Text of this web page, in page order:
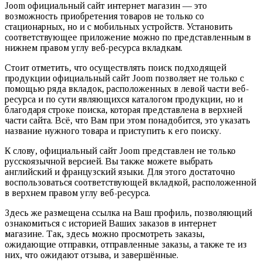
Joom официальный сайт интернет магазин — это
возможность приобретения товаров не только со
стационарных, но и с мобильных устройств. Установить
соответствующее приложение можно по представленным в
нижнем правом углу веб-ресурса вкладкам.
Стоит отметить, что осуществлять поиск подходящей
продукции официальный сайт Joom позволяет не только с
помощью ряда вкладок, расположенных в левой части веб-
ресурса и по сути являющихся каталогом продукции, но и
благодаря строке поиска, которая представлена в верхней
части сайта. Всё, что Вам при этом понадобится, это указать
название нужного товара и приступить к его поиску.
К слову, официальный сайт Joom представлен не только
русскоязычной версией. Вы также можете выбрать
английский и французский языки. Для этого достаточно
воспользоваться соответствующей вкладкой, расположенной
в верхнем правом углу веб-ресурса.
Здесь же размещена ссылка на Ваш профиль, позволяющий
ознакомиться с историей Ваших заказов в интернет
магазине. Так, здесь можно просмотреть заказы,
ожидающие отправки, отправленные заказы, а также те из
них, что ожидают отзыва, и завершённые.